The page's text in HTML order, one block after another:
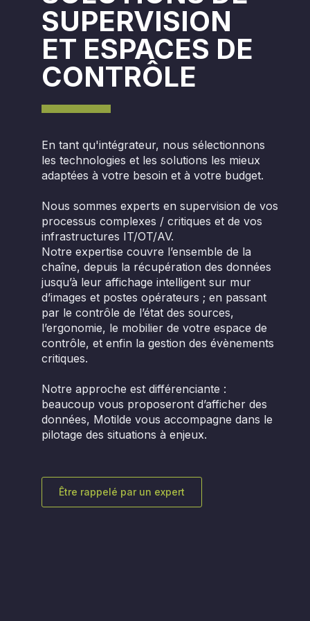
SUPERVISION
ET ESPACES DE
CONTRÔLE
En tant qu'intégrateur, nous sélectionnons
les technologies et les solutions les mieux
adaptées à votre besoin et à votre budget.​
Nous sommes experts en supervision de vos
processus complexes / critiques et de vos
infrastructures IT/OT/AV.
Notre expertise couvre l’ensemble de la
chaîne, depuis la récupération des données
jusqu’à leur affichage intelligent sur mur
d’images et postes opérateurs ; en passant
par le contrôle de l’état des sources,
l’ergonomie, le mobilier de votre espace de
contrôle, et enfin la gestion des évènements
critiques.
Notre approche est différenciante :
beaucoup vous proposeront d’afficher des
données, Motilde vous accompagne dans le
pilotage des situations à enjeux.
Être rappelé par un expert